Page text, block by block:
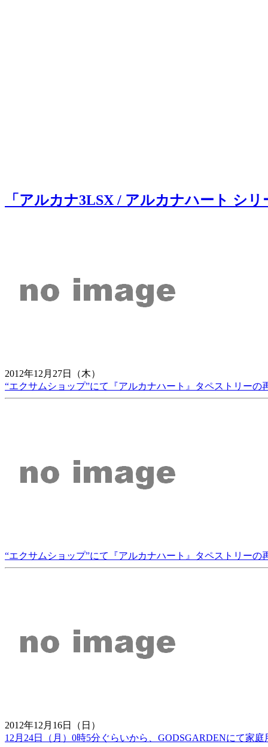
「アルカナ3LSX / アルカナハート シ
2012年12月27日（木）
“エクサムショップ”にて『アルカナハート』タペストリーの
“エクサムショップ”にて『アルカナハート』タペストリーの
2012年12月16日（日）
12月24日（月）0時5分ぐらいから、GODSGARDENにて家